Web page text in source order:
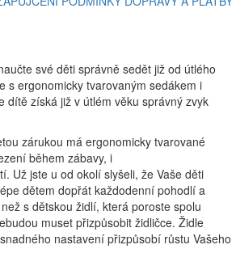
své děti správně sedět již od útlého
s ergonomicky tvarovaným sedákem i
dítě získá již v útlém věku správný zvyk
zárukou má ergonomicky tvarované
během zábavy, i
Už jste u od okolí slyšeli, že Vaše děti
dětem dopřát každodenní pohodlí a
s dětskou židlí, která poroste spolu
muset přizpůsobit židličce. Židle
nastavení přizpůsobí růstu Vašeho